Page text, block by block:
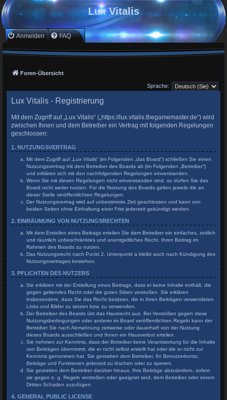
Lux Vitalis
Anmelden FAQ
Foren-Übersicht
Sprache:
Lux Vitalis - Registrierung
Mit dem Zugriff auf „Lux Vitalis“ („https://lux.vitalis.thegamemaster.de“) wird
zwischen Ihnen und dem Betreiber ein Vertrag mit folgenden Regelungen
geschlossen:
1. NUTZUNGSVERTRAG
Mit dem Zugriff auf „Lux Vitalis“ (im Folgenden „das Board“) schließen Sie einen
Nutzungsvertrag mit dem Betreiber des Boards ab (im Folgenden „Betreiber“)
und erklären sich mit den nachfolgenden Regelungen einverstanden.
Wenn Sie mit diesen Regelungen nicht einverstanden sind, so dürfen Sie das
Board nicht weiter nutzen. Für die Nutzung des Boards gelten jeweils die an
dieser Stelle veröffentlichten Regelungen.
Der Nutzungsvertrag wird auf unbestimmte Zeit geschlossen und kann von
beiden Seiten ohne Einhaltung einer Frist jederzeit gekündigt werden.
2. EINRÄUMUNG VON NUTZUNGSRECHTEN
Mit dem Erstellen eines Beitrags erteilen Sie dem Betreiber ein einfaches, zeitlich
und räumlich unbeschränktes und unentgeltliches Recht, Ihren Beitrag im
Rahmen des Boards zu nutzen.
Das Nutzungsrecht nach Punkt 2, Unterpunkt a bleibt auch nach Kündigung des
Nutzungsvertrages bestehen.
3. PFLICHTEN DES NUTZERS
Sie erklären mit der Erstellung eines Beitrags, dass er keine Inhalte enthält, die
gegen geltendes Recht oder die guten Sitten verstoßen. Sie erklären
insbesondere, dass Sie das Recht besitzen, die in Ihren Beiträgen verwendeten
Links und Bilder zu setzen bzw. zu verwenden.
Der Betreiber des Boards übt das Hausrecht aus. Bei Verstößen gegen diese
Nutzungsbedingungen oder anderer im Board veröffentlichten Regeln kann der
Betreiber Sie nach Abmahnung zeitweise oder dauerhaft von der Nutzung
dieses Boards ausschließen und Ihnen ein Hausverbot erteilen.
Sie nehmen zur Kenntnis, dass der Betreiber keine Verantwortung für die Inhalte
von Beiträgen übernimmt, die er nicht selbst erstellt hat oder die er nicht zur
Kenntnis genommen hat. Sie gestatten dem Betreiber, Ihr Benutzerkonto,
Beiträge und Funktionen jederzeit zu löschen oder zu sperren.
Sie gestatten dem Betreiber darüber hinaus, Ihre Beiträge abzuändern, sofern
sie gegen o. g. Regeln verstoßen oder geeignet sind, dem Betreiber oder einem
Dritten Schaden zuzufügen.
4. GENERAL PUBLIC LICENSE